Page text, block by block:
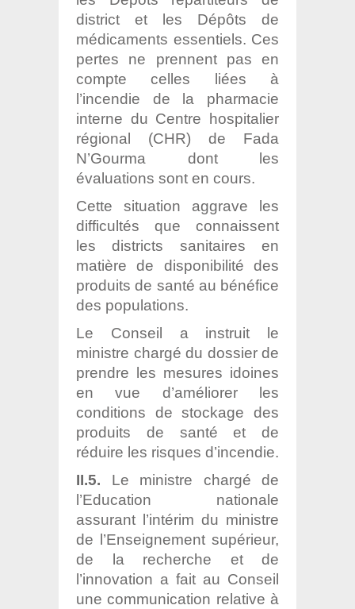
district et les Dépôts de
médicaments essentiels. Ces
pertes ne prennent pas en
compte celles liées à
l’incendie de la pharmacie
interne du Centre hospitalier
régional (CHR) de Fada
N’Gourma dont les
évaluations sont en cours.
Cette situation aggrave les
difficultés que connaissent
les districts sanitaires en
matière de disponibilité des
produits de santé au bénéfice
des populations.
Le Conseil a instruit le
ministre chargé du dossier de
prendre les mesures idoines
en vue d’améliorer les
conditions de stockage des
produits de santé et de
réduire les risques d’incendie.
II.5. Le ministre chargé de
l’Education nationale
assurant l’intérim du ministre
de l’Enseignement supérieur,
de la recherche et de
l’innovation a fait au Conseil
une communication relative à